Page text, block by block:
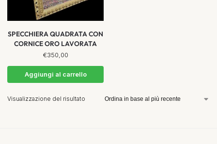
SPECCHIERA QUADRATA CON
CORNICE ORO LAVORATA
€350,00
Aggiungi al carrello
Visualizzazione del risultato